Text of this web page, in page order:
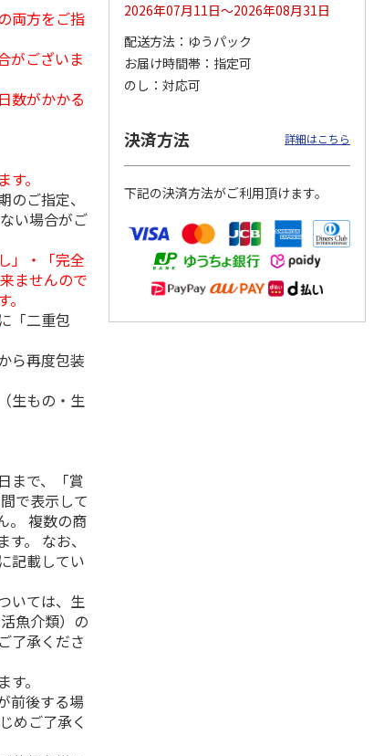
桃 川中島白桃
訳あり黄桃
両方をご指
がございま
数がかかる
。
ご指定、
い場合がご
」・「完全
ませんので
に「二重包
ら再度包装
生もの・生
まで、「賞
で表示して
。 複数の商
。 なお、
記載してい
いては、生
魚介類）の
了承くださ
。
前後する場
めご了承く
2026年07月11日～2026年08月31日
配送方法
ゆうパック
お届け時間帯
指定可
のし
対応可
決済方法 詳細はこちら
下記の決済方法がご利用頂けます。